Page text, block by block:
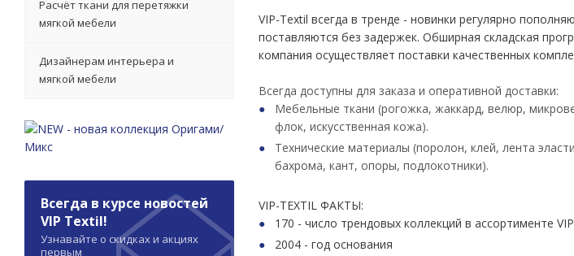
VIP-Textil всегда в тренде - новинки регулярно
поставляются без задержек. Обширная складская
компания осуществляет поставки качественных
Всегда доступны для заказа и оперативной доставки:
Мебельные ткани (рогожка, жаккард, велюр,
флок, искусственная кожа).
Технические материалы (поролон, клей, лента
бахрома, кант, опоры, подлокотники).
VIP-TEXTIL ФАКТЫ:
170 - число трендовых коллекций в ассортименте
2004 - год основания
Расчёт ткани для перетяжки
мягкой мебели
Дизайнерам интерьера и
мягкой мебели
Всегда в курсе новостей
VIP Textil!
Узнавайте о скидках и акциях
первым